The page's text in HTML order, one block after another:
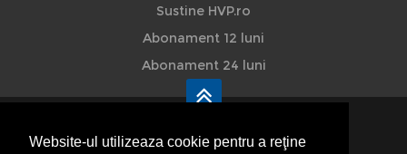
Website-ul utilizeaza cookie pentru a reţine
Sustine HVP.ro
Abonament 12 luni
Abonament 24 luni